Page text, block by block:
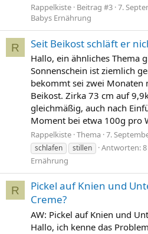
Rappelkiste Beitrag #3 7.
Babys Ernährung
R Seit Beikost schläft er
Hallo, ein ähnliches Thema
Sonnenschein ist ziemlich
bekommt sei zwei Monaten
Beikost. Zirka 73 cm auf
gleichmäßig, auch nach
Moment bei etwa 100g pro
Rappelkiste Thema 7.
schlafen
stillen Antworten: 8
Ernährung
R
Pickel auf Knien und
Creme?
AW: Pickel auf Knien und
Hallo, ich kenne das